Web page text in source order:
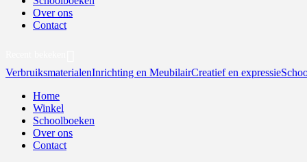
Over ons
Contact
VerbruiksmaterialenInrichting en MeubilairCreatief en expressie
Home
Winkel
Schoolboeken
Over ons
Contact